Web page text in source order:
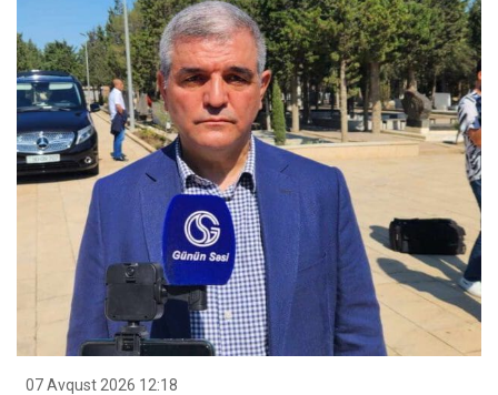
07 Avqust 2026 12:18